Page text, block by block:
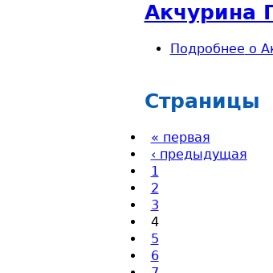
Акчурина
Подробнее о
Страницы
« первая
‹ предыдущая
1
2
3
4
5
6